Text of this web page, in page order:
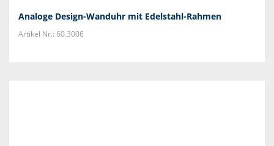
Analoge Design-Wanduhr mit Edelstahl-Rahmen
Artikel Nr.: 60.3006